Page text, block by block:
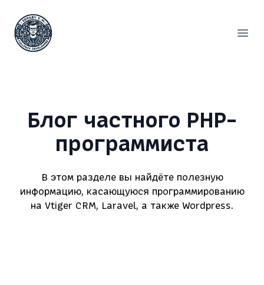
Сергей Емельянов - частный PHP-программист,
Блог частного PHP-
программиста
В этом разделе вы найдёте полезную
информацию, касающуюся программированию
на Vtiger CRM, Laravel, а также Wordpress.